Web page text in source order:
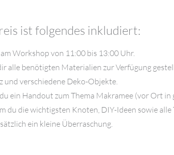
ist folgendes inkludiert:
Workshop von 11:00 bis 13:00 Uhr.
alle benötigten Materialien zur Verfügung
und verschiedene Deko-Objekte.
ein Handout zum Thema Makramee (vor Ort
du die wichtigsten Knoten, DIY-Ideen sowie alle
ein kleine Überraschung.